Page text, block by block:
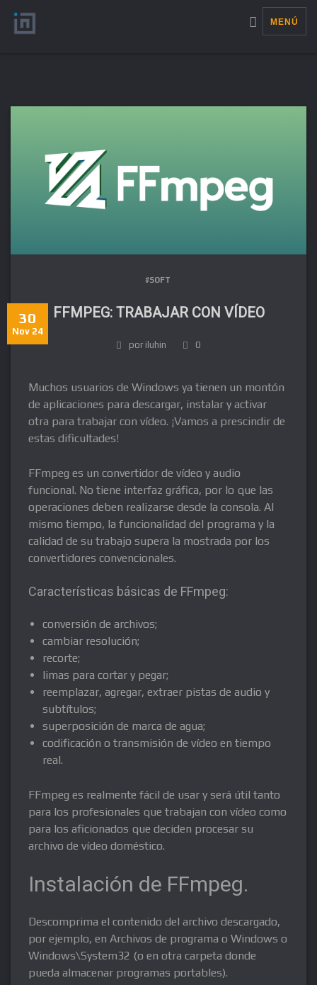
MENÚ
#SOFT
FFMPEG: TRABAJAR CON VÍDEO
30
Nov 24
por iluhin
0
Muchos usuarios de Windows ya tienen un montón
de aplicaciones para descargar, instalar y activar
otra para trabajar con vídeo. ¡Vamos a prescindir de
estas dificultades!
FFmpeg es un convertidor de vídeo y audio
funcional. No tiene interfaz gráfica, por lo que las
operaciones deben realizarse desde la consola. Al
mismo tiempo, la funcionalidad del programa y la
calidad de su trabajo supera la mostrada por los
convertidores convencionales.
Características básicas de FFmpeg:
conversión de archivos;
cambiar resolución;
recorte;
limas para cortar y pegar;
reemplazar, agregar, extraer pistas de audio y
subtítulos;
superposición de marca de agua;
codificación o transmisión de vídeo en tiempo
real.
FFmpeg es realmente fácil de usar y será útil tanto
para los profesionales que trabajan con vídeo como
para los aficionados que deciden procesar su
archivo de vídeo doméstico.
Instalación de FFmpeg.
Descomprima el contenido del archivo descargado,
por ejemplo, en Archivos de programa o Windows o
Windows\System32 (o en otra carpeta donde
pueda almacenar programas portables).